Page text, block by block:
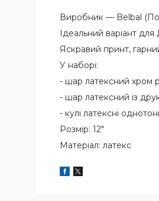
Виробник — Belbal
Ідеальний варіант
Яскравий принт,
У наборі:
- шар латексний хром
- шар латексний із
- кулі латексні
Розмір: 12"
Матеріал: латекс